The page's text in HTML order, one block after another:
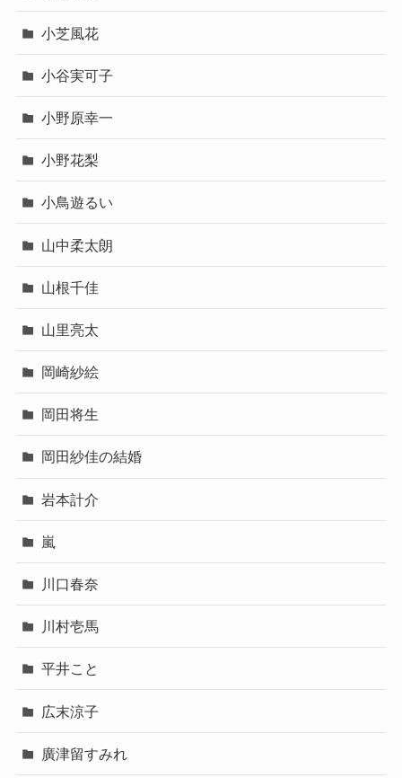
小芝風花
小谷実可子
小野原幸一
小野花梨
小鳥遊るい
山中柔太朗
山根千佳
山里亮太
岡崎紗絵
岡田将生
岡田紗佳の結婚
岩本計介
嵐
川口春奈
川村壱馬
平井こと
広末涼子
廣津留すみれ